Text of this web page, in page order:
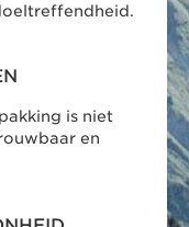
is niet
en